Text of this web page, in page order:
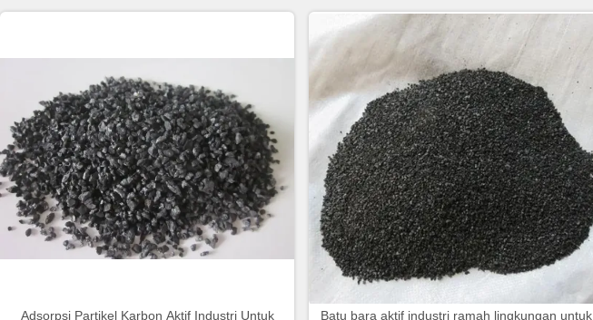
Adsorpsi Partikel Karbon Aktif Industri Untuk
Batu bara aktif industri ramah lingkungan untuk